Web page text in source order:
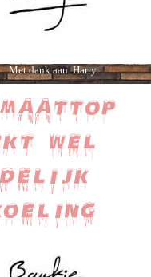
Met dank aan Harry